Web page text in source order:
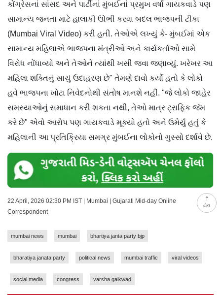
ટોચ
કોંગ્રેસનાં સાંસદ અને પાર્ટીનાં મુંબઈનાં પ્રમુખ વર્ષા ગાયકવાડે પણ
સામાન્ય જનતા માટે હાલાકી ઊભી કરવા બદલ ભાજપની ટીકા
(Mumbai Viral Video) કરી હતી. તેઓએ લખ્યું કે- મુંબઈમાં એક
સામાન્ય મહિલાએ ભાજપના મંત્રીઓ અને કાર્યકર્તાઓ સામે
વિરોધ નોંધાવ્યો અને તેઓને ત્યાંથી ખસી જવા જણાવ્યું. ખરેખર આ
મહિલા શક્તિનું સાચું ઉદાહરણ છે" તેમણે દાવો કર્યો હતો કે લોકો
હવે ભાજપના ખોટા નિવેદનોથી સંતોષ માનશે નહીં. "જે લોકો જાહેર
સમસ્યાઓનું સમાધાન કરી શકતા નથી, તેઓ માત્ર ટ્રાફિક જૅમ
કરે છે" એવો આરોપ પણ ગાયકવાડે મૂક્યો હતો અને ઉમેર્યું હતું કે
મહિલાની આ પ્રતિક્રિયા સમગ્ર મુંબઈના લોકોનો ગુસ્સો દર્શાવે છે.
22 April, 2026 02:30 PM IST | Mumbai | Gujarati Mid-day Online
Correspondent
mumbai news mumbai bhartiya janta party bjp
bharatiya janata party political news mumbai traffic viral videos
social media congress varsha gaikwad